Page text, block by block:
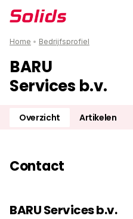
Home • Bedrijfsprofiel
BARU
Services b.v.
Overzicht Artikelen
Contact
BARU Services b.v.